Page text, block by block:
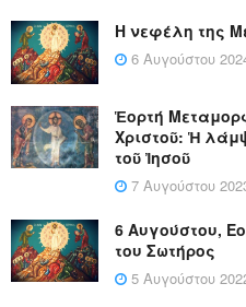
Η νεφέλη της
6 Αυγούστου
Ἑορτή
Χριστοῦ: Ἡ
τοῦ Ἰησοῦ
7 Αυγούστου
6 Αυγούστου,
του Σωτήρος
5 Αυγούστου